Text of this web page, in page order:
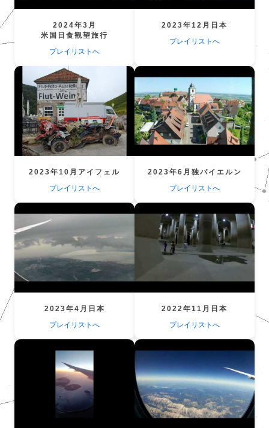
2024年3月
米国日食観望旅行
プレイリストへ
2023年12月日本
プレイリストへ
2023年10月アイフェル
プレイリストへ
2023年6月独バイエルン
プレイリストへ
2023年4月日本
プレイリストへ
2022年11月日本
プレイリストへ